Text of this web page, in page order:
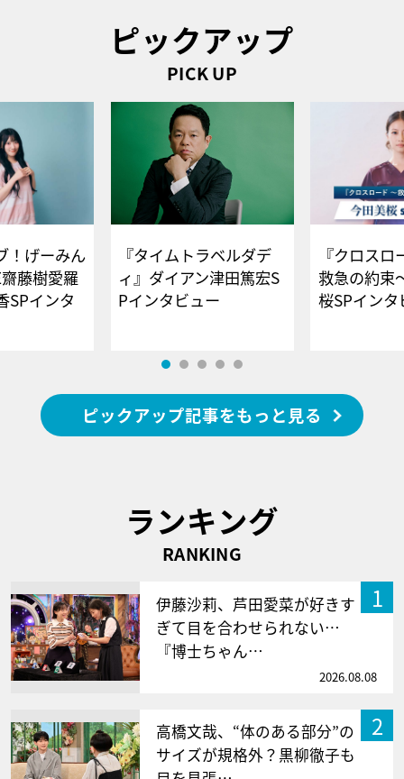
ピックアップ
PICK UP
！げーみん
藤樹愛羅
SPインタ
『タイムトラベルダデ
ィ』ダイアン津田篤宏S
Pインタビュー
『クロス
救急の約束
桜SPイ
ピックアップ記事をもっと見る
ランキング
RANKING
1
伊藤沙莉、芦田愛菜が好きす
ぎて目を合わせられない…
『博士ちゃん…
2026.08.08
2
高橋文哉、“体のある部分”の
サイズが規格外？黒柳徹子も